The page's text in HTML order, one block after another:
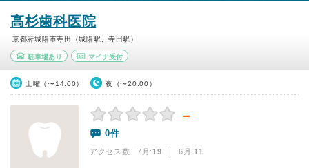
高杉歯科医院
京都府城陽市寺田（城陽駅、寺田駅）
駐車場あり マイナ受付
土曜（〜14:00） 夜（〜20:00）
－
0件
アクセス数 7月:19 | 6月:11